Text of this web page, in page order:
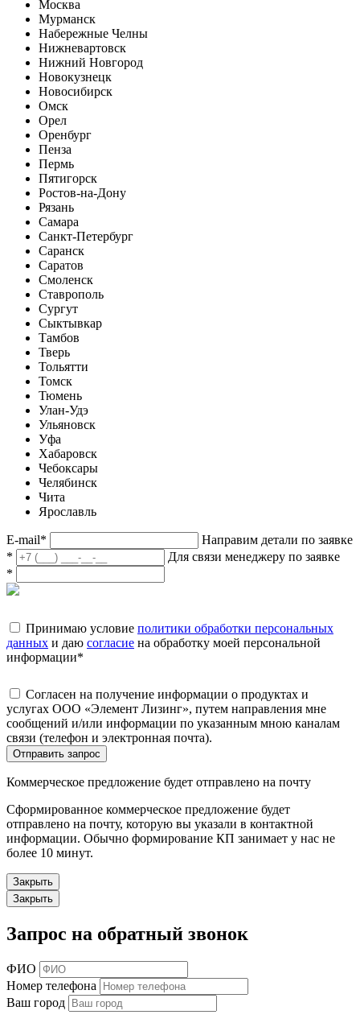
Москва
Мурманск
Набережные Челны
Нижневартовск
Нижний Новгород
Новокузнецк
Новосибирск
Омск
Орел
Оренбург
Пенза
Пермь
Пятигорск
Ростов-на-Дону
Рязань
Самара
Санкт-Петербург
Саранск
Саратов
Смоленск
Ставрополь
Сургут
Сыктывкар
Тамбов
Тверь
Тольятти
Томск
Тюмень
Улан-Удэ
Ульяновск
Уфа
Хабаровск
Чебоксары
Челябинск
Чита
Ярославль
E-mail*
Направим детали по заявке
*
Для связи менеджеру по заявке
*
Принимаю условие политики обработки персональных
данных и даю согласие на обработку моей персональной
информации*
Согласен на получение информации о продуктах и
услугах ООО «Элемент Лизинг», путем направления мне
сообщений и/или информации по указанным мною каналам
связи (телефон и электронная почта).
Отправить запрос
Коммерческое предложение будет отправлено на почту
Сформированное коммерческое предложение будет
отправлено на почту, которую вы указали в контактной
информации. Обычно формирование КП занимает у нас не
более 10 минут.
Закрыть
Закрыть
Запрос на обратный звонок
ФИО
Номер телефона
Ваш город